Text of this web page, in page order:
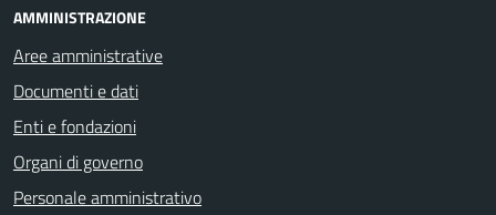
AMMINISTRAZIONE
Aree amministrative
Documenti e dati
Enti e fondazioni
Organi di governo
Personale amministrativo